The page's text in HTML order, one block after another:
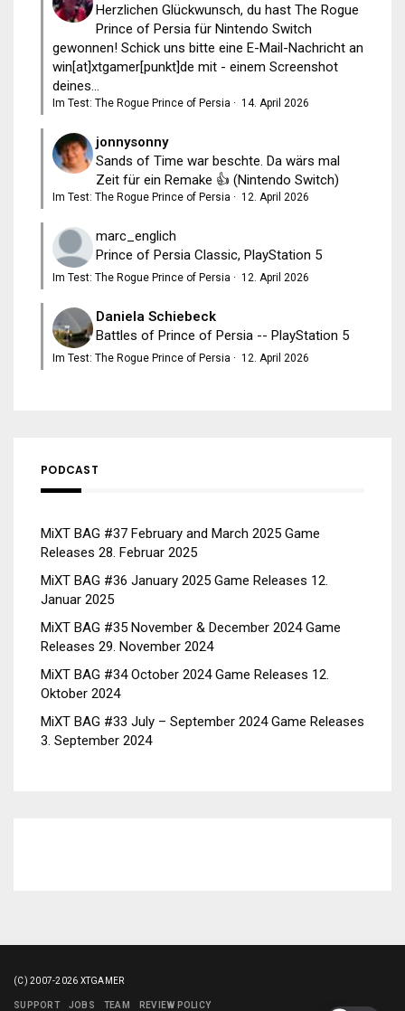
Herzlichen Glückwunsch, du hast The Rogue
Prince of Persia für Nintendo Switch
gewonnen! Schick uns bitte eine E-Mail-Nachricht an
win[at]xtgamer[punkt]de mit - einem Screenshot
deines...
Im Test: The Rogue Prince of Persia · 14. April 2026
jonnysonny
Sands of Time war beschte. Da wärs mal
Zeit für ein Remake 👍 (Nintendo Switch)
Im Test: The Rogue Prince of Persia · 12. April 2026
marc_englich
Prince of Persia Classic, PlayStation 5
Im Test: The Rogue Prince of Persia · 12. April 2026
Daniela Schiebeck
Battles of Prince of Persia -- PlayStation 5
Im Test: The Rogue Prince of Persia · 12. April 2026
PODCAST
MiXT BAG #37 February and March 2025 Game
Releases 28. Februar 2025
MiXT BAG #36 January 2025 Game Releases 12.
Januar 2025
MiXT BAG #35 November & December 2024 Game
Releases 29. November 2024
MiXT BAG #34 October 2024 Game Releases 12.
Oktober 2024
MiXT BAG #33 July – September 2024 Game Releases
3. September 2024
(C) 2007-2026 XTGAMER
SUPPORT JOBS TEAM REVIEW POLICY